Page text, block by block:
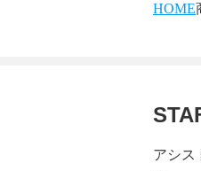
HOME
アシス